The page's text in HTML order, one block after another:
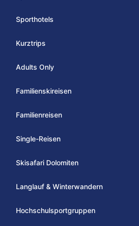
Sporthotels
Kurztrips
Adults Only
Familienskireisen
Familienreisen
Single-Reisen
Skisafari Dolomiten
Langlauf & Winterwandern
Hochschulsportgruppen